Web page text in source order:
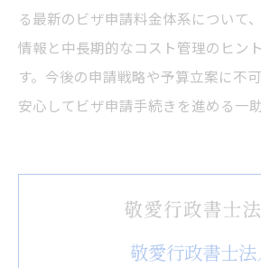
る最新のビザ申請料金体系について
情報と中長期的なコスト管理のヒン
す。今後の申請戦略や予算立案に不
安心してビザ申請手続きを進める一
敬愛行政書士法